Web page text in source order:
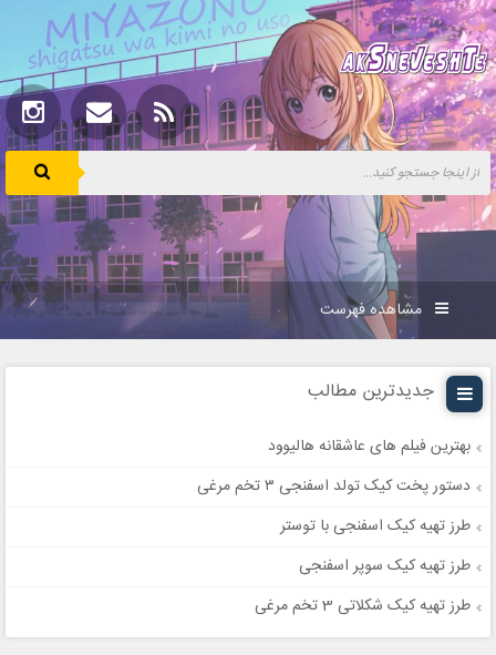
مشاهده فهرست
جدیدترین مطالب
بهترین فیلم های عاشقانه هالیوود
دستور پخت کیک تولد اسفنجی ۳ تخم مرغی
طرز تهیه کیک اسفنجی با توستر
طرز تهیه کیک سوپر اسفنجی
طرز تهیه کیک شکلاتی 3 تخم مرغی